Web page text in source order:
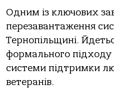
Одним із ключових
перезавантаження
Тернопільщині.
формального підходу
системи підтримки
ветеранів.